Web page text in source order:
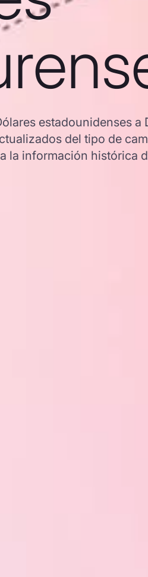
estadounidenses a
del tipo de
la información histórica